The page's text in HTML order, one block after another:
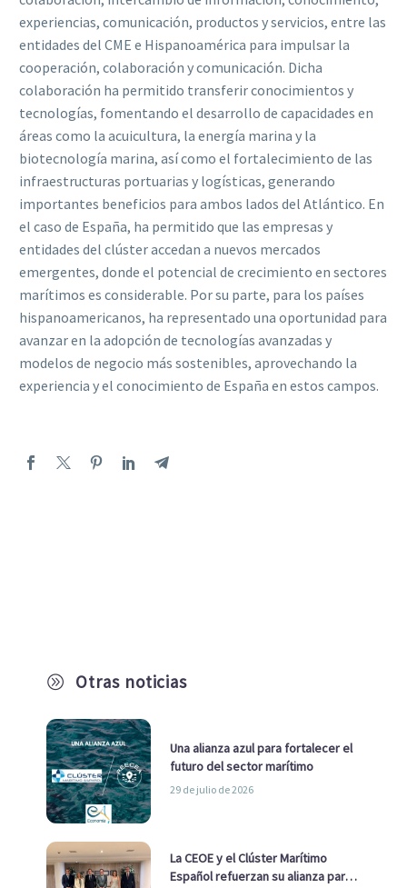
A Otras noticias
Una alianza azul para fortalecer el
futuro del sector marítimo
29 de julio de 2026
La CEOE y el Clúster Marítimo
Español refuerzan su alianza para
experiencias, comunicación, productos y servicios, entre las
entidades del CME e Hispanoamérica para impulsar la
cooperación, colaboración y comunicación. Dicha
colaboración ha permitido transferir conocimientos y
tecnologías, fomentando el desarrollo de capacidades en
áreas como la acuicultura, la energía marina y la
biotecnología marina, así como el fortalecimiento de las
infraestructuras portuarias y logísticas, generando
importantes beneficios para ambos lados del Atlántico. En
el caso de España, ha permitido que las empresas y
entidades del clúster accedan a nuevos mercados
emergentes, donde el potencial de crecimiento en sectores
marítimos es considerable. Por su parte, para los países
hispanoamericanos, ha representado una oportunidad para
avanzar en la adopción de tecnologías avanzadas y
modelos de negocio más sostenibles, aprovechando la
experiencia y el conocimiento de España en estos campos.